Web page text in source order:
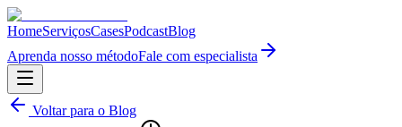
HomeServiçosCasesPodcastBlog
Aprenda nosso métodoFale com especialista
Voltar para o Blog